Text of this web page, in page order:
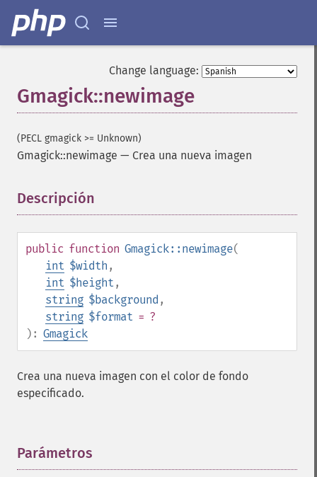
Change language:
Gmagick::newimage
(PECL gmagick >= Unknown)
Gmagick::newimage — Crea una nueva imagen
Descripción
public function Gmagick::newimage(
int $width ,
int $height ,
string $background ,
string $format = ?
): Gmagick
Crea una nueva imagen con el color de fondo
especificado.
Parámetros